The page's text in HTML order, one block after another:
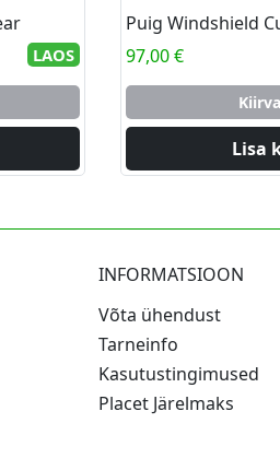
LAOS
Puig Windshield
97,00€
Lisa
INFORMATSIOON
Võta ühendust
Tarneinfo
Kasutustingimused
Placet Järelmaks